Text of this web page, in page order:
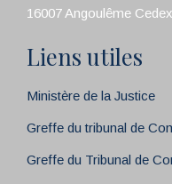
16007 Angoulême Cedex
Liens utiles
Ministère de la Justice
Greffe du tribunal de
Greffe du Tribunal de